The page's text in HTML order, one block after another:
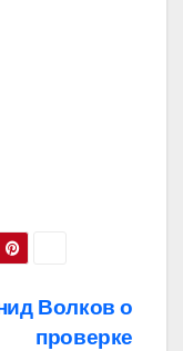
Волков о
проверке